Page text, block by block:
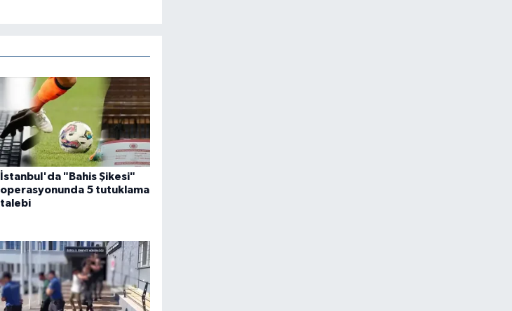
İstanbul'da "Bahis Şikesi"
operasyonunda 5 tutuklama
talebi